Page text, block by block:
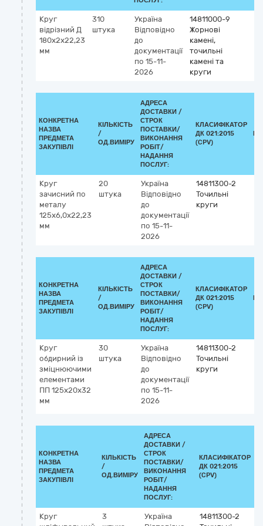
Круг
відрізний Д
180х2х22,23
мм
310
штука
Україна
Відповідно
до
документації
по 15-11-
2026
14811000-9
Жорнові
камені,
точильні
камені та
круги
КОНКРЕТНА
НАЗВА
ПРЕДМЕТА
ЗАКУПІВЛІ
КІЛЬКІСТЬ
/
ОД.ВИМІРУ
АДРЕСА
ДОСТАВКИ /
СТРОК
ПОСТАВКИ/
ВИКОНАННЯ
РОБІТ/
НАДАННЯ
ПОСЛУГ:
КЛАСИФІКАТОР
ДК 021:2015
(CPV)
Круг
зачисний по
металу
125x6,0x22,23
мм
20
штука
Україна
Відповідно
до
документації
по 15-11-
2026
14811300-2
Точильні
круги
КОНКРЕТНА
НАЗВА
ПРЕДМЕТА
ЗАКУПІВЛІ
КІЛЬКІСТЬ
/
ОД.ВИМІРУ
АДРЕСА
ДОСТАВКИ /
СТРОК
ПОСТАВКИ/
ВИКОНАННЯ
РОБІТ/
НАДАННЯ
ПОСЛУГ:
КЛАСИФІКАТОР
ДК 021:2015
(CPV)
Круг
обдирний із
зміцнюючими
елементами
ПП 125х20х32
мм
30
штука
Україна
Відповідно
до
документації
по 15-11-
2026
14811300-2
Точильні
круги
КОНКРЕТНА
НАЗВА
ПРЕДМЕТА
ЗАКУПІВЛІ
КІЛЬКІСТЬ
/
ОД.ВИМІРУ
АДРЕСА
ДОСТАВКИ /
СТРОК
ПОСТАВКИ/
ВИКОНАННЯ
РОБІТ/
НАДАННЯ
ПОСЛУГ:
КЛАСИФІКАТОР
ДК 021:2015
(CPV)
Круг
3
Україна
14811300-2